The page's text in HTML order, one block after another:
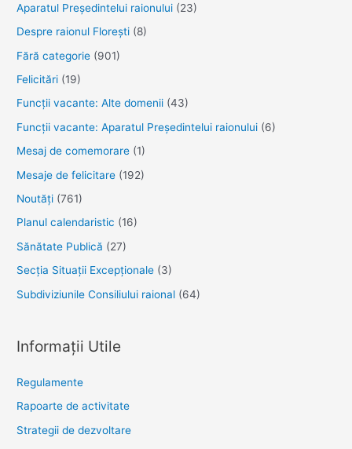
Aparatul Preşedintelui raionului (23)
Despre raionul Floreşti (8)
Fără categorie (901)
Felicitări (19)
Funcţii vacante: Alte domenii (43)
Funcții vacante: Aparatul Președintelui raionului (6)
Mesaj de comemorare (1)
Mesaje de felicitare (192)
Noutăţi (761)
Planul calendaristic (16)
Sănătate Publică (27)
Secția Situații Excepționale (3)
Subdiviziunile Consiliului raional (64)
Informații Utile
Regulamente
Rapoarte de activitate
Strategii de dezvoltare